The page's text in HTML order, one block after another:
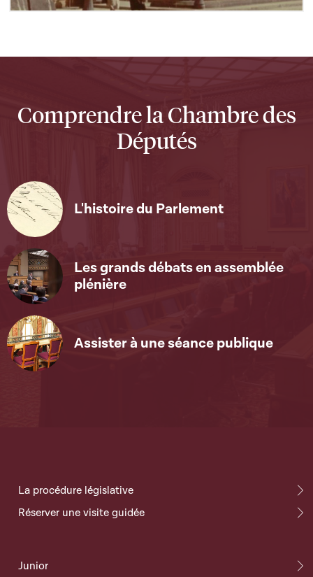
Comprendre la Chambre des
Députés
L'histoire du Parlement
Les grands débats en assemblée
plénière
Assister à une séance publique
La procédure législative
Réserver une visite guidée
Junior